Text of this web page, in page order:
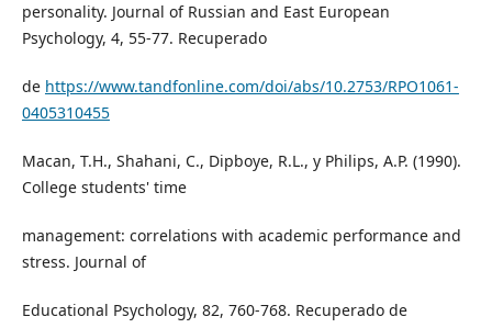
personality. Journal of Russian and East European
Psychology, 4, 55-77. Recuperado
de https://www.tandfonline.com/doi/abs/10.2753/RPO1061-
0405310455
Macan, T.H., Shahani, C., Dipboye, R.L., y Philips, A.P. (1990).
College students' time
management: correlations with academic performance and
stress. Journal of
Educational Psychology, 82, 760-768. Recuperado de